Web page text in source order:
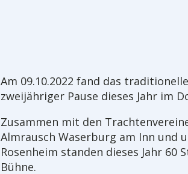
Am 09.10.2022 fand das
zweijähriger Pause dieses Jahr im
Zusammen mit den
Almrausch Waserburg am Inn und
Rosenheim standen dieses Jahr
Bühne.